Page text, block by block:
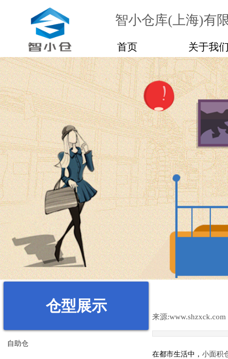
首页 关于我
智小仓库(上海)有
仓型展示
来源:www.shzxck.com
在都市生活中， 小面积
自助仓